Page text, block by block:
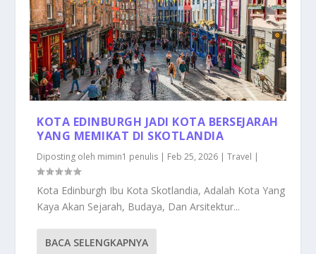
KOTA EDINBURGH JADI KOTA BERSEJARAH
YANG MEMIKAT DI SKOTLANDIA
Diposting oleh mimin1 penulis | Feb 25, 2026 |Travel |
Kota Edinburgh Ibu Kota Skotlandia, Adalah Kota Yang
Kaya Akan Sejarah, Budaya, Dan Arsitektur...
BACA SELENGKAPNYA